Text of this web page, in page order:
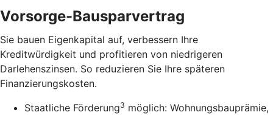
Vorsorge-Bausparvertrag
Sie bauen Eigenkapital auf, verbessern Ihre
Kreditwürdigkeit und profitieren von niedrigeren
Darlehenszinsen. So reduzieren Sie Ihre späteren
Finanzierungskosten.
Staatliche Förderung3 möglich: Wohnungsbauprämie,